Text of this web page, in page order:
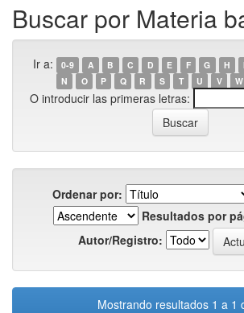
Buscar por Materia
Ir a: 0-9 A B C D E F G H I
N
O P Q R S T U V W
O introducir las primeras letras:
Ordenar por:
Resultados por
Autor/Registro:
Mostrando resultados 1 a 1